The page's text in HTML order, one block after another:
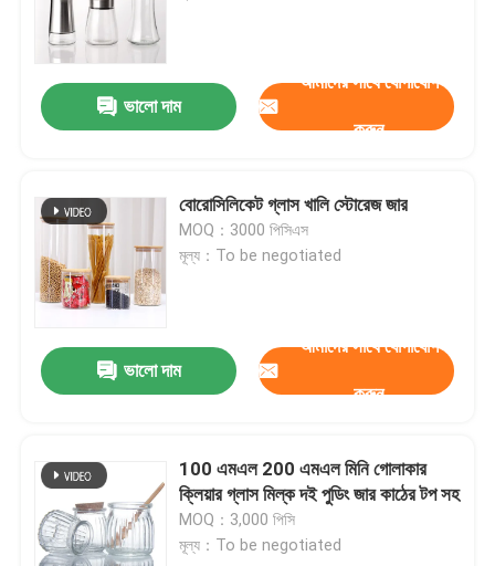
কারখানা ভ্রমণ
মান নিয়ন্ত্রণ
আমাদের সাথে যোগাযোগ করুন
উদ্ধৃতির জন্য আবেদন
কাচের বোতল
গ্লাস কাপ
জার বোতল ক্যাপ
ভালো দাম
আমাদের সাথে যোগাযোগ
করুন
বোরোসিলিকেট গ্লাস খালি স্টোরেজ জার
MOQ：3000 পিসিএস
মূল্য：To be negotiated
ভালো দাম
আমাদের সাথে যোগাযোগ
করুন
100 এমএল 200 এমএল মিনি গোলাকার
ক্লিয়ার গ্লাস মিল্ক দই পুডিং জার কাঠের টপ সহ
MOQ：3,000 পিসি
মূল্য：To be negotiated